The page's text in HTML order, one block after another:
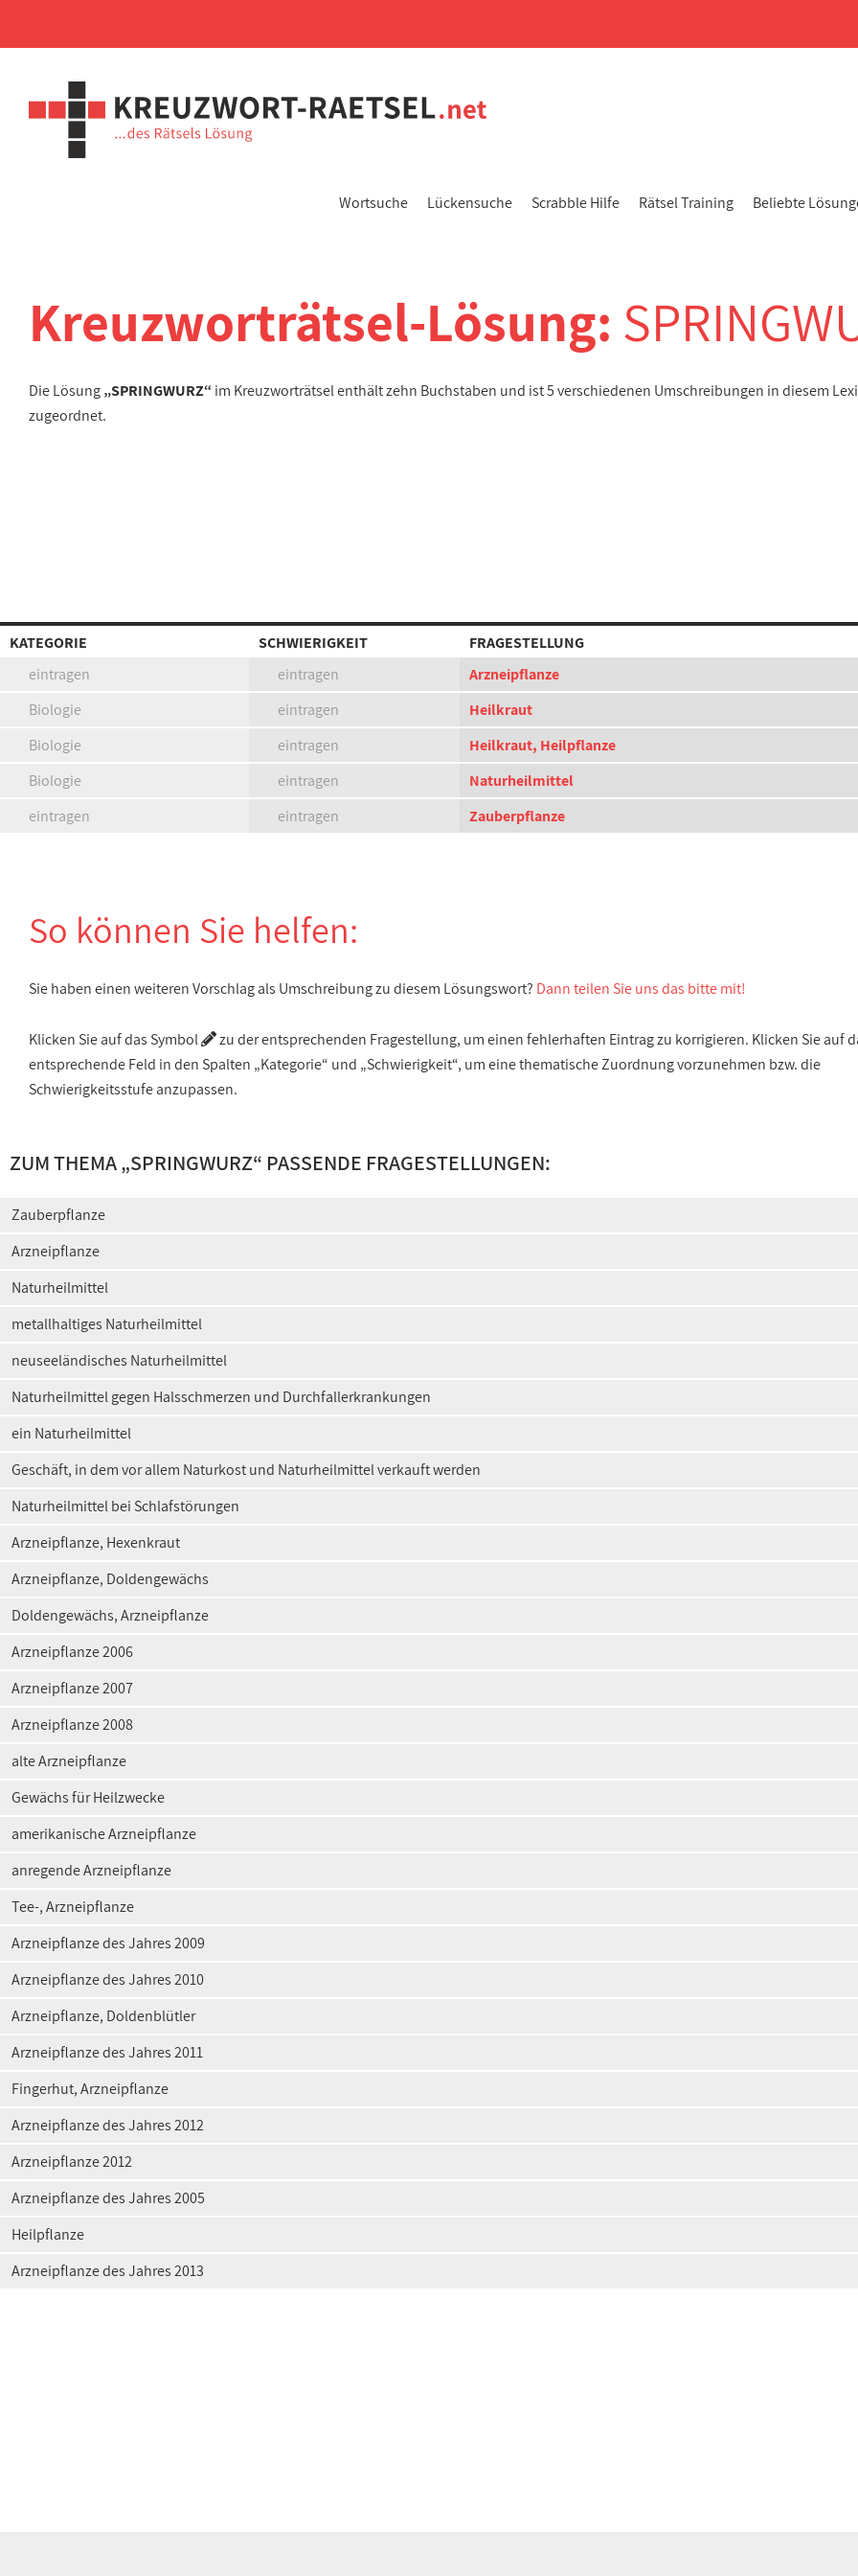
Wortsuche Lückensuche Scrabble Hilfe Rätsel Training Beliebte
Kreuzworträtsel-Lösung:
Die Lösung„SPRINGWURZ“ im Kreuzworträtsel enthält zehn Buchstaben und ist 5 verschiedenen Umschreibungen in diesem
zugeordnet.
KATEGORIE SCHWIERIGKEIT
FRAGESTELLUNG
eintragen
eintragen
Arzneipflanze
Biologie
eintragen
Heilkraut
Biologie
eintragen
Heilkraut, Heilpflanze
Biologie
eintragen
Naturheilmittel
eintragen
eintragen Zauberpflanze
So können Sie helfen:
Sie haben einen weiteren Vorschlag als Umschreibung zu diesem Lösungswort? Dann teilen Sie uns das bitte mit!
Klicken Sie auf das Symbol
zu der entsprechenden Fragestellung, um einen fehlerhaften Eintrag zu korrigieren. Klicken Sie auf
entsprechende Feld in den Spalten „Kategorie“ und „Schwierigkeit“, um eine thematische Zuordnung vorzunehmen bzw. die
Schwierigkeitsstufe anzupassen.
ZUM THEMA „SPRINGWURZ“ PASSENDE FRAGESTELLUNGEN:
Zauberpflanze
Arzneipflanze
Naturheilmittel
metallhaltiges Naturheilmittel
neuseeländisches Naturheilmittel
Naturheilmittel gegen Halsschmerzen und Durchfallerkrankungen
ein Naturheilmittel
Geschäft, in dem vor allem Naturkost und Naturheilmittel verkauft werden
Naturheilmittel bei Schlafstörungen
Arzneipflanze, Hexenkraut
Arzneipflanze, Doldengewächs
Doldengewächs, Arzneipflanze
Arzneipflanze 2006
Arzneipflanze 2007
Arzneipflanze 2008
alte Arzneipflanze
Gewächs für Heilzwecke
amerikanische Arzneipflanze
anregende Arzneipflanze
Tee-, Arzneipflanze
Arzneipflanze des Jahres 2009
Arzneipflanze des Jahres 2010
Arzneipflanze, Doldenblütler
Arzneipflanze des Jahres 2011
Fingerhut, Arzneipflanze
Arzneipflanze des Jahres 2012
Arzneipflanze 2012
Arzneipflanze des Jahres 2005
Heilpflanze
Arzneipflanze des Jahres 2013